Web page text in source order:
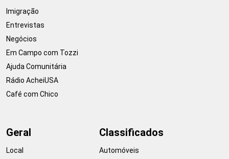
Imigração
Entrevistas
Negócios
Em Campo com Tozzi
Ajuda Comunitária
Rádio AcheiUSA
Café com Chico
Geral
Local
Classificados
Automóveis